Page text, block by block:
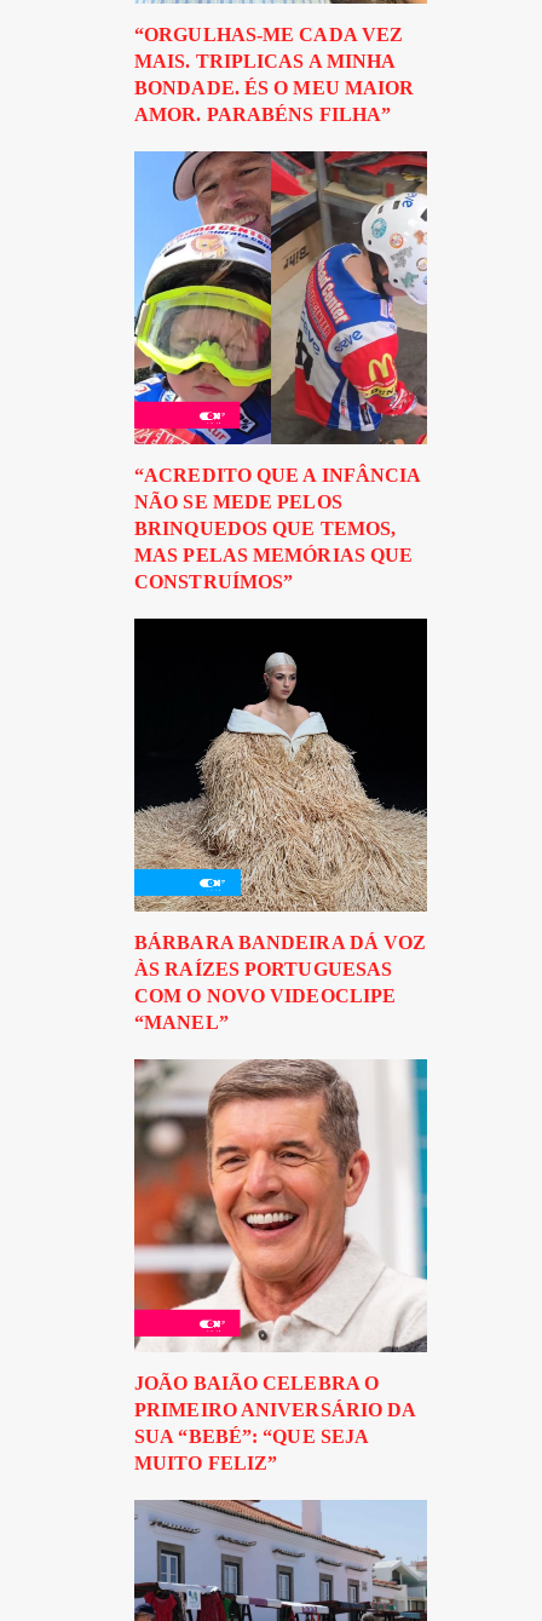
“ORGULHAS-ME CADA VEZ
MAIS. TRIPLICAS A MINHA
BONDADE. ÉS O MEU MAIOR
AMOR. PARABÉNS FILHA”
“ACREDITO QUE A INFÂNCIA
NÃO SE MEDE PELOS
BRINQUEDOS QUE TEMOS,
MAS PELAS MEMÓRIAS QUE
CONSTRUÍMOS”
BÁRBARA BANDEIRA DÁ VOZ
ÀS RAÍZES PORTUGUESAS
COM O NOVO VIDEOCLIPE
“MANEL”
JOÃO BAIÃO CELEBRA O
PRIMEIRO ANIVERSÁRIO DA
SUA “BEBÉ”: “QUE SEJA
MUITO FELIZ”